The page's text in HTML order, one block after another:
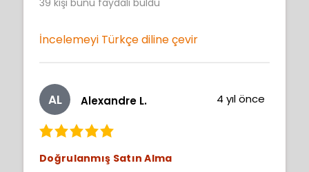
years old and believe you are never to old
Neimy well done.
39 kişi bunu faydalı buldu
İncelemeyi Türkçe diline çevir
AL Alexandre L. 4 yıl önce
Doğrulanmış Satın Alma